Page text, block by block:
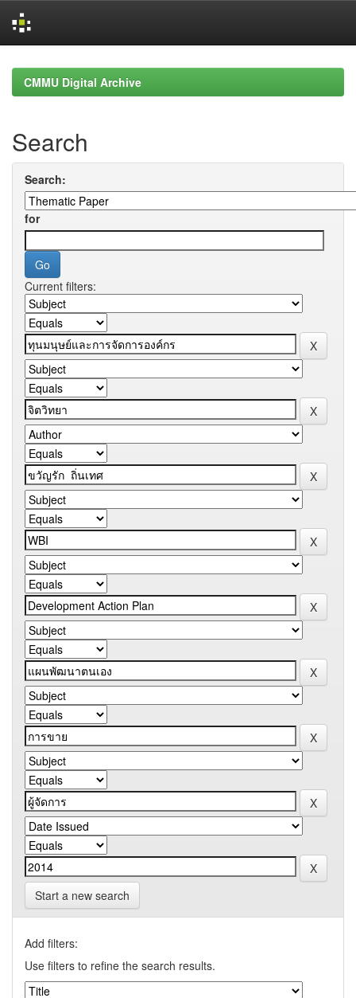
navigationCMMU Digital Archive
Search
Search:
for
Current filters:
Start a new search
Add filters:
Use filters to refine the search results.